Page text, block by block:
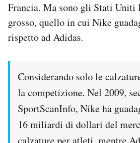
Francia. Ma sono gli Stati Uniti
grosso, quello in cui Nike
rispetto ad Adidas.
Considerando solo le
la competizione. Nel 2009,
SportScanInfo, Nike ha
16 miliardi di dollari del